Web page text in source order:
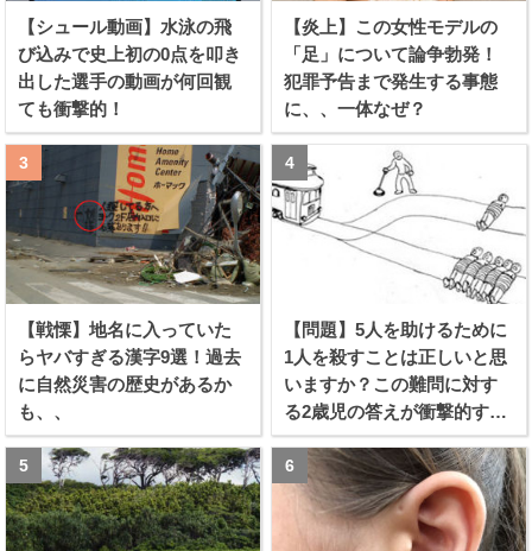
【シュール動画】水泳の飛
び込みで史上初の0点を叩き
出した選手の動画が何回観
ても衝撃的！
【炎上】この女性モデルの
「足」について論争勃発！
犯罪予告まで発生する事態
に、、一体なぜ？
【戦慄】地名に入っていた
らヤバすぎる漢字9選！過去
に自然災害の歴史があるか
も、、
【問題】5人を助けるために
1人を殺すことは正しいと思
いますか？この難問に対す
る2歳児の答えが衝撃的すぎ
る！！